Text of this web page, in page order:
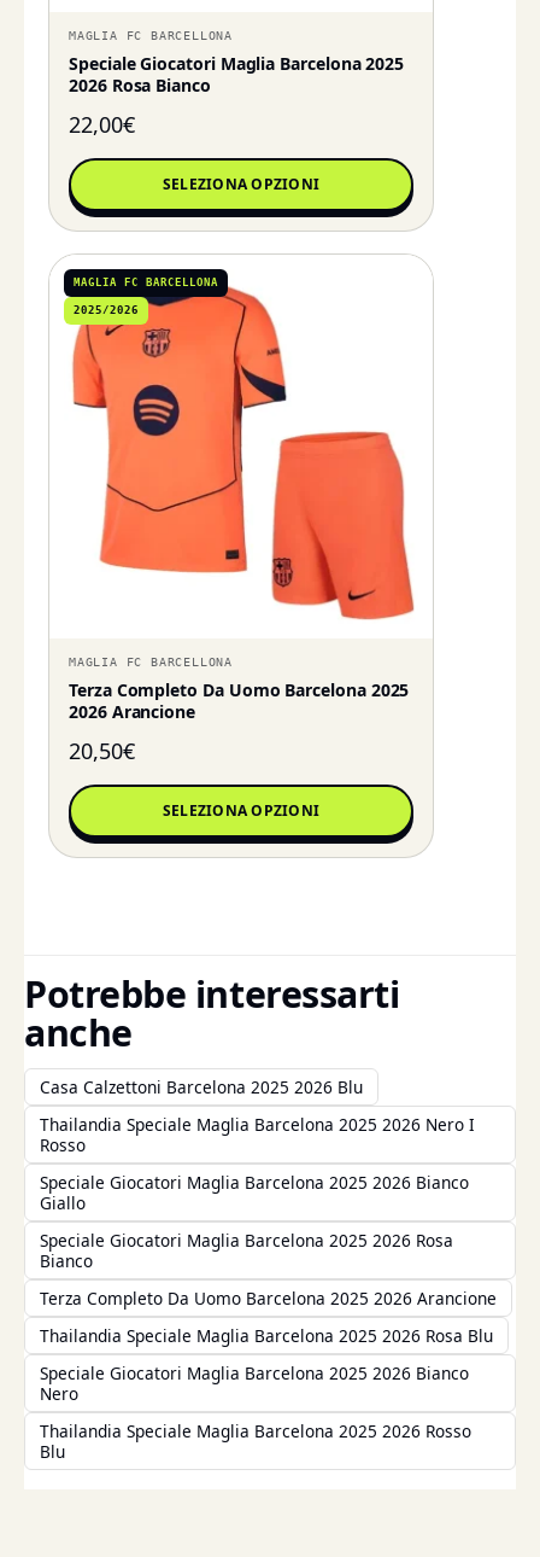
MAGLIA FC BARCELLONA
Speciale Giocatori Maglia Barcelona 2025
2026 Rosa Bianco
22,00€
SELEZIONA OPZIONI
MAGLIA FC BARCELLONA
2025/2026
MAGLIA FC BARCELLONA
Terza Completo Da Uomo Barcelona 2025
2026 Arancione
20,50€
SELEZIONA OPZIONI
Potrebbe interessarti
anche
Casa Calzettoni Barcelona 2025 2026 Blu
Thailandia Speciale Maglia Barcelona 2025 2026 Nero I
Rosso
Speciale Giocatori Maglia Barcelona 2025 2026 Bianco
Giallo
Speciale Giocatori Maglia Barcelona 2025 2026 Rosa
Bianco
Terza Completo Da Uomo Barcelona 2025 2026 Arancione
Thailandia Speciale Maglia Barcelona 2025 2026 Rosa Blu
Speciale Giocatori Maglia Barcelona 2025 2026 Bianco
Nero
Thailandia Speciale Maglia Barcelona 2025 2026 Rosso
Blu